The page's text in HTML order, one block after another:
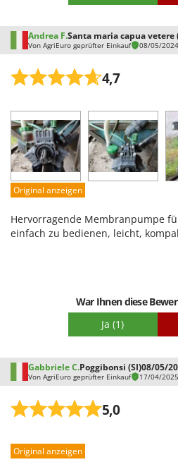
Andrea F.Santa maria capua vetere
Von AgriEuro geprüfter Einkauf 08/05/2024
4,7
Leistung
Benutzerfreundlichkeit
Qualität / Preis
Schwierigkeitsgrad Zusammenbau
Original anzeigen
Hervorragende Membranpumpe
einfach zu bedienen, leicht,
War Ihnen diese
Ja (1)
Gabbriele C.Poggibonsi (SI)08/05/
Von AgriEuro geprüfter Einkauf 17/04/2025
5,0
Leistung
Original anzeigen